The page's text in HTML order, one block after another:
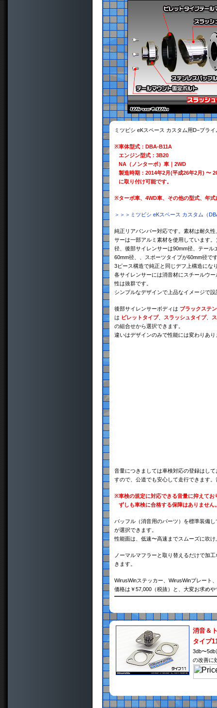
ミツビシ eKスペース カスタム用D−プラ
※車体型式：DBA-B11A
エンジン型式：3B20
NA（ノンターボ）車｜2WD
製造時期：2014年2月(平成26年2月) 〜
に取り付け可能です。
※ターボ車、4WD車、その他の型式、年
＞＞＞ミツビシ eKスペース カスタム（
純正リアバンパー対応です。素材は耐久
サーは一部アルミ素材を使用しています
径、後部サイレンサーは90mm径、テー
60mm径、、スポーツタイプが60mm径で
3ピース構造で純正と同じデフ上構造にな
各サイレンサーには消音材にスチールウ
性は抜群です。
シンプルなデザインで上品なイメージで
後部サイレンサーボディは ブラックステ
は ビレットタイプ、 スラッシュタイプ、
の組合せから選択できます。
違いはデザインのみで性能には変わりあ
音量につきましては車検対応の登録はし
すので、公道でも安心して走行できます
※車検の規定に対応できる音量に抑えて
ずしも車検に合格する保障はありませ
バッフル（消音用のパーツ）を標準装備
が選択できます。
性能面は、低速〜高速までスムーズに吹
ノーマルマフラーと取り替えるだけで加
きます。
WirusWinステッカー、WirusWinプレート
価格は￥57,000（税抜）と、大変お求め
消音＆
タイプ
3db〜
の改善に